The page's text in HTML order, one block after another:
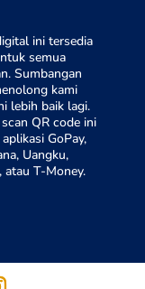
tidak
Pak. Oleh
Bapak
kami gali dari
ini tersedia
semua
Sumbangan
kami
lebih baik lagi.
QR code ini
GoPay,
Uangku,
atau T-Money.